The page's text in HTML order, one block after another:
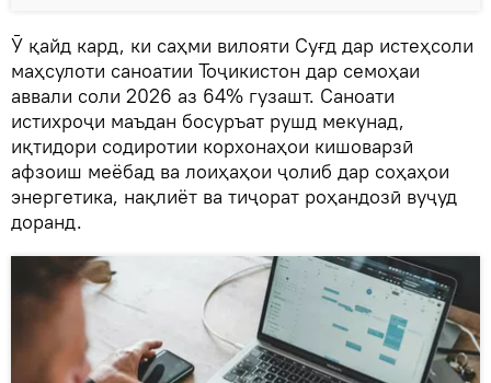
Ӯ қайд кард, ки саҳми вилояти Суғд дар истеҳсоли
маҳсулоти саноатии Тоҷикистон дар семоҳаи
аввали соли 2026 аз 64% гузашт. Саноати
истихроҷи маъдан босуръат рушд мекунад,
иқтидори содиротии корхонаҳои кишоварзӣ
афзоиш меёбад ва лоиҳаҳои ҷолиб дар соҳаҳои
энергетика, нақлиёт ва тиҷорат роҳандозӣ вуҷуд
доранд.